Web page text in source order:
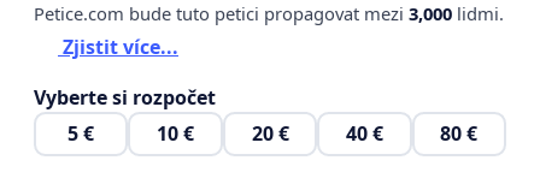
Petice.com bude tuto petici propagovat mezi 3,000 lidmi.
Zjistit více...
Vyberte si rozpočet
5 €
10 € 20 € 40 € 80 €